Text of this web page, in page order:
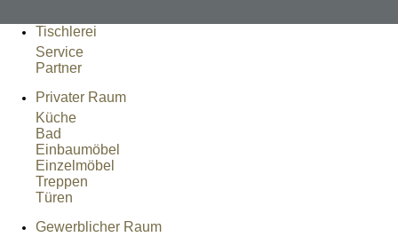
Tischlerei
Service
Partner
Privater Raum
Küche
Bad
Einbaumöbel
Einzelmöbel
Treppen
Türen
Gewerblicher Raum